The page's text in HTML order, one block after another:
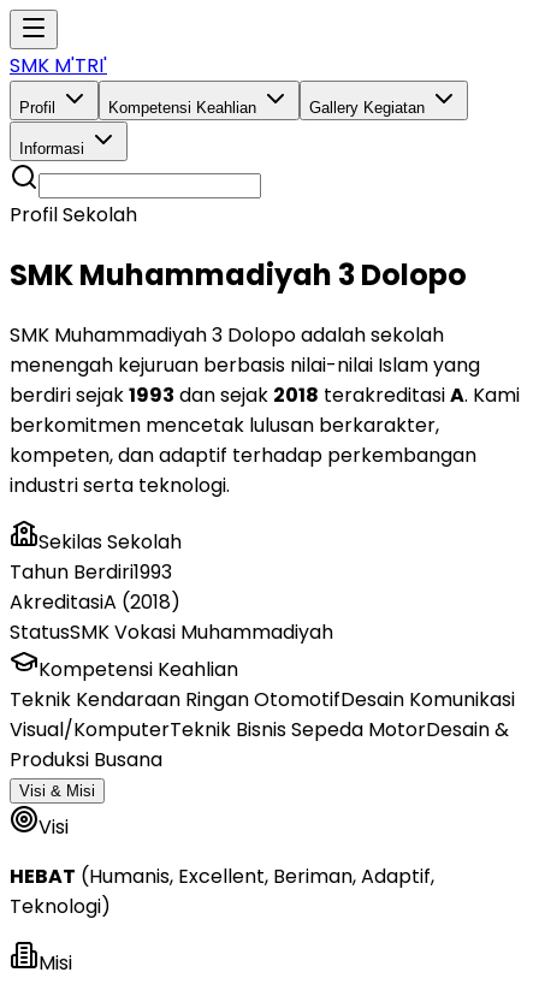
SMK M'TRI'
Profil Kompetensi Keahlian Gallery Kegiatan
Informasi
Profil Sekolah
SMK Muhammadiyah 3 Dolopo
SMK Muhammadiyah 3 Dolopo adalah sekolah
menengah kejuruan berbasis nilai-nilai Islam yang
berdiri sejak1993 dan sejak 2018 terakreditasiA. Kami
berkomitmen mencetak lulusan berkarakter,
kompeten, dan adaptif terhadap perkembangan
industri serta teknologi.
Sekilas Sekolah
Tahun Berdiri1993
AkreditasiA (2018)
StatusSMK Vokasi Muhammadiyah
Kompetensi Keahlian
Teknik Kendaraan Ringan OtomotifDesain Komunikasi
Visual/KomputerTeknik Bisnis Sepeda MotorDesain &
Produksi Busana
Visi & Misi
Visi
HEBAT (Humanis, Excellent, Beriman, Adaptif,
Teknologi)
Misi